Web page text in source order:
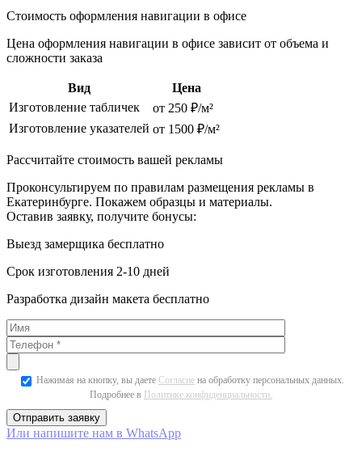
Стоимость оформления навигации в офисе
Цена оформления навигации в офисе зависит от объема и
сложности заказа
Вид
Цена
Изготовление табличек
от 250 ₽/м²
Изготовление указателей от 1500 ₽/м²
Рассчитайте стоимость вашей рекламы
Проконсультируем по правилам размещения рекламы в
Екатеринбурге. Покажем образцы и материалы.
Оставив заявку, получите бонусы:
Выезд замерщика бесплатно
Срок изготовления 2-10 дней
Разработка дизайн макета бесплатно
Нажимая на кнопку, вы даете Согласие на обработку персональных данных.
Подробнее в Политике конфиденциальности.
Или напишите нам в WhatsApp